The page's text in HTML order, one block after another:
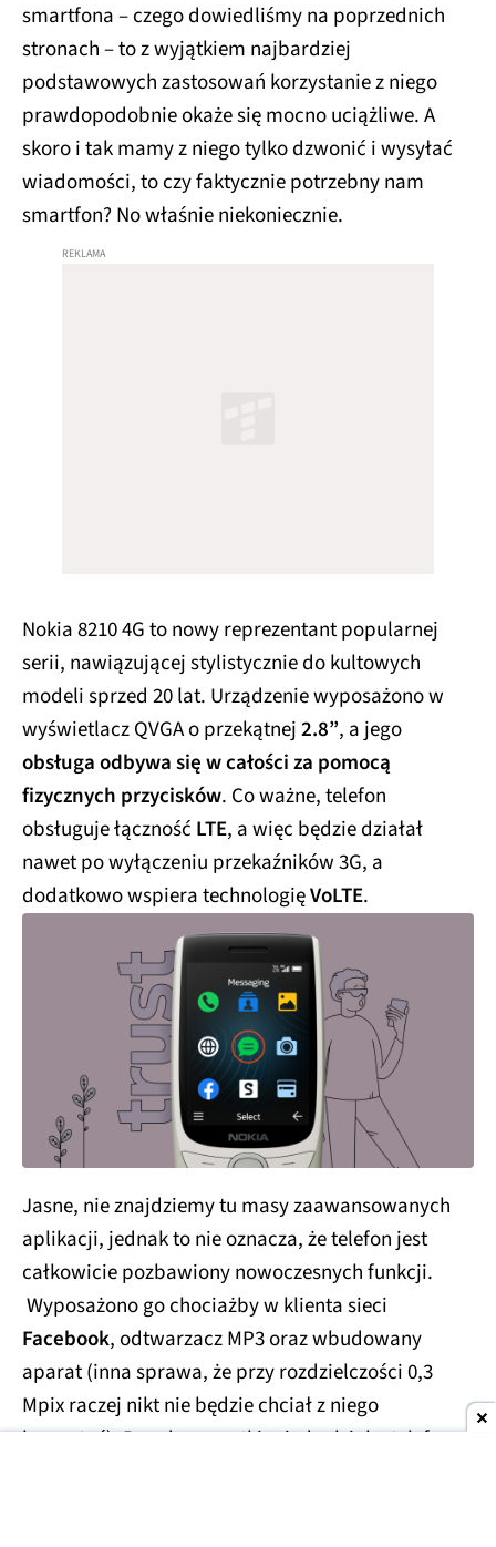
smartfona – czego dowiedliśmy na poprzednich
stronach – to z wyjątkiem najbardziej
podstawowych zastosowań korzystanie z niego
prawdopodobnie okaże się mocno uciążliwe. A
skoro i tak mamy z niego tylko dzwonić i wysyłać
wiadomości, to czy faktycznie potrzebny nam
smartfon? No właśnie niekoniecznie.
Nokia 8210 4G to nowy reprezentant popularnej
serii, nawiązującej stylistycznie do kultowych
modeli sprzed 20 lat. Urządzenie wyposażono w
wyświetlacz QVGA o przekątnej2.8”, a jego
obsługa odbywa się w całości za pomocą
fizycznych przycisków. Co ważne, telefon
obsługuje łączność LTE, a więc będzie działał
nawet po wyłączeniu przekaźników 3G, a
dodatkowo wspiera technologięVoLTE.
Jasne, nie znajdziemy tu masy zaawansowanych
aplikacji, jednak to nie oznacza, że telefon jest
całkowicie pozbawiony nowoczesnych funkcji.
Wyposażono go chociażby w klienta sieci
Facebook, odtwarzacz MP3 oraz wbudowany
aparat (inna sprawa, że przy rozdzielczości 0,3
Mpix raczej nikt nie będzie chciał z niego
korzystać). Przede wszystkim jednak jako telefon